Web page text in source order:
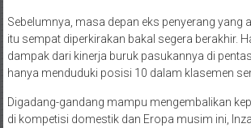
Sebelumnya, masa depan eks penyerang yang
itu sempat diperkirakan bakal segera berakhir.
dampak dari kinerja buruk pasukannya di
hanya menduduki posisi 10 dalam klasemen
Digadang-gandang mampu mengembalikan
di kompetisi domestik dan Eropa musim ini,